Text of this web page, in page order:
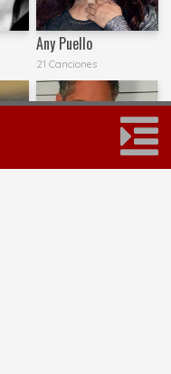
Any Puello
21 Canciones